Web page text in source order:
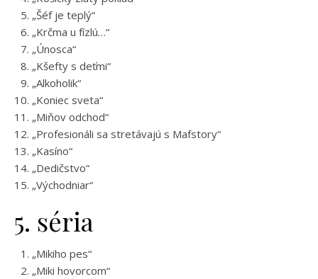
„Šéf je teplý“
„Krčma u fízlú…“
„Únosca“
„Kšefty s deťmi“
„Alkoholik“
„Koniec sveta“
„Miňov odchod“
„Profesionáli sa stretávajú s Mafstory“
„Kasíno“
„Dedičstvo“
„Východniar“
5. séria
„Mikiho pes“
„Miki hovorcom“